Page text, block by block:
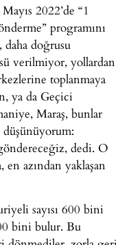
2022’de “1
programını
doğrusu
verilmiyor, yollardan
toplanmaya
ya da Geçici
Maraş, bunlar
düşünüyorum:
dedi. O
en azından yaklaşan
sayısı 600 bini
bini bulur. Bu